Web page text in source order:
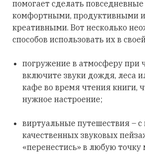
помогает сделать
комфортными, продуктивными
креативными. Вот несколько
способов использовать их в
погружение в атмосферу при
включите звуки дождя, леса
кафе во время чтения книги,
нужное настроение;
виртуальные путешествия –
качественных звуковых
«перенестись» в любую